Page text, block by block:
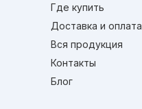
Где купить
Доставка и оплата
Вся продукция
Контакты
Блог